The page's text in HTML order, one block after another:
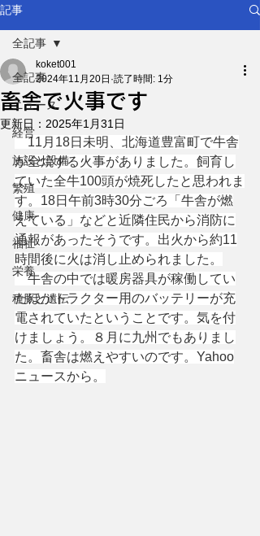
記事
全記事
ニュース
経営
施設と設備
繁殖
健康
福祉
栄養
種豚と遺伝
全記事
畜舎で火事です
koket001
2024年11月20日 読了時間: 1分
更新日： 2025年1月31日
11月18日未明、北海道豊富町で牛舎
が全焼する火事がありました。飼育し
ていた全牛100頭が焼死したと思われま
す。18日午前3時30分ごろ「牛舎が燃
えている」などと近隣住民から消防に
通報があったそうです。出火から約11
時間後に火は消し止められました。
牛舎の中では暖房器具が稼働してい
たほかトラクター用のバッテリーが充
電されていたということです。気を付
けましょう。８月に九州でもありまし
た。畜舎は燃えやすいのです。Yahoo
ニュースから。